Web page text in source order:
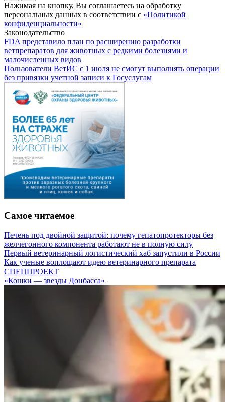
Нажимая на кнопку, Вы соглашаетесь на обработку
персональных данных в соответствии с «Политикой
конфиденциальности»
Законодательство
FDA представило план по расширению разработки
ветпрепаратов для животных с редкими болезнями и
малочисленных видов
Пользователи ВетИС с 1 июля не смогут выполнять операции
без привязки учетной записи к Госуслугам
Самое читаемое
Печень под двойной защитой: почему гепатопротекторы без
желчегонного компонента работают не в полную силу
Первый ветеринарный логистический хаб запустили в России
Как ученые воплощают идею ветеринарного препарата
СПЕЦПРОЕКТ
«Кошки — звезды Донбасса»